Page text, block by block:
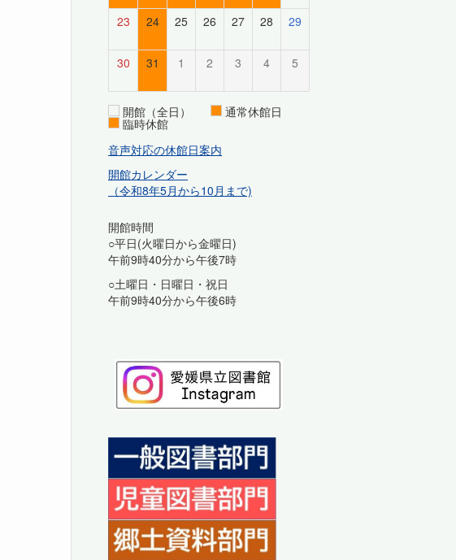
23 24 25 26 27 28 29
30 31 1 2 3 4 5
開館（全日） 通常休館日
臨時休館
音声対応の休館日案内
開館カレンダー
（令和8年5月から10月まで)
開館時間
○平日(火曜日から金曜日)
午前9時40分から午後7時
○土曜日・日曜日・祝日
午前9時40分から午後6時